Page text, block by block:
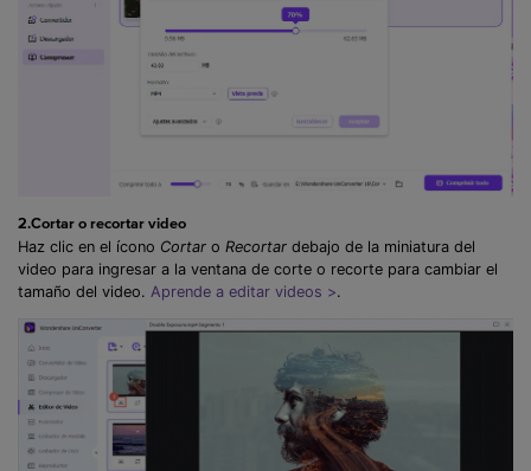
2.Cortar o recortar video
Haz clic en el ícono Cortar o Recortar debajo de la miniatura del
video para ingresar a la ventana de corte o recorte para cambiar el
tamaño del video. Aprende a editar videos >.